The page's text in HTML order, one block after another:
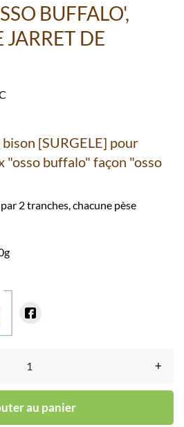
BUFFALO',
DE
[SURGELE] pour
"osso buffalo" façon "osso
2 tranches, chacune pèse
+
au panier